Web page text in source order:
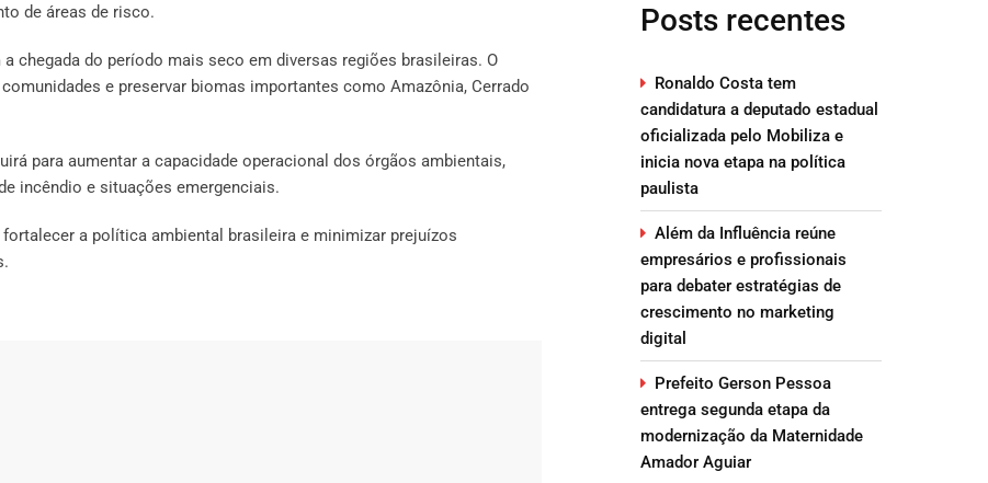
de áreas de risco.
chegada do período mais seco em diversas regiões brasileiras. O
e preservar biomas importantes como Amazônia, Cerrado
para aumentar a capacidade operacional dos órgãos ambientais,
incêndio e situações emergenciais.
a política ambiental brasileira e minimizar prejuízos
Posts recentes
Ronaldo Costa tem
candidatura a deputado estadual
oficializada pelo Mobiliza e
inicia nova etapa na política
paulista
Além da Influência reúne
empresários e profissionais
para debater estratégias de
crescimento no marketing
digital
Prefeito Gerson Pessoa
entrega segunda etapa da
modernização da Maternidade
Amador Aguiar